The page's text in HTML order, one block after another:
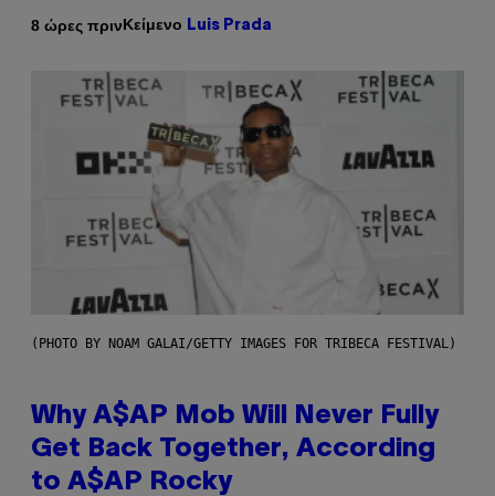
8 ώρες πρινΚείμενο Luis Prada
(PHOTO BY NOAM GALAI/GETTY IMAGES FOR TRIBECA FESTIVAL)
Why A$AP Mob Will Never Fully
Get Back Together, According
to A$AP Rocky